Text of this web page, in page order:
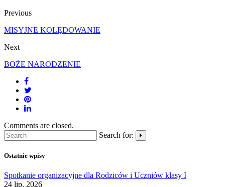
Previous
MISYJNE KOLĘDOWANIE
Next
BOŻE NARODZENIE
Comments are closed.
Search for:
Ostatnie wpisy
Spotkanie organizacyjne dla Rodziców i Uczniów klasy I
24 lip, 2026